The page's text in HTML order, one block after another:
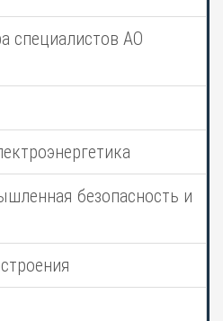
специалистов АО
безопасность и